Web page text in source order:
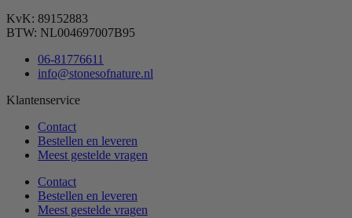
KvK: 89152883
BTW: NL004697007B95
06-81776611
info@stonesofnature.nl
Klantenservice
Contact
Bestellen en leveren
Meest gestelde vragen
Contact
Bestellen en leveren
Meest gestelde vragen